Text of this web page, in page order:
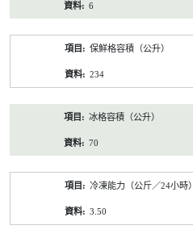
6
保鮮格容積（公升）
234
冰格容積（公升）
70
冷凍能力（公斤／24小時）
3.50